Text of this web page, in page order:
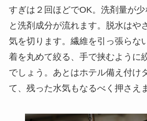
すぎは２回ほどでOK。洗剤量が
と洗剤成分が流れます。脱水はや
気を切ります。繊維を引っ張らな
着を丸めて絞る、手で挟むように
でしょう。あとはホテル備え付け
て、残った水気もなるべく押さえ